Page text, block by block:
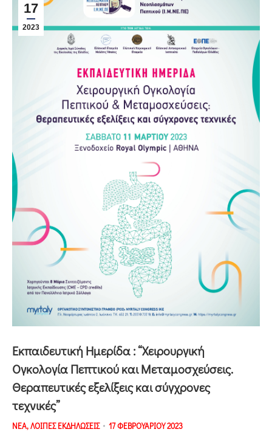
17
2023
Εκπαιδευτική Ημερίδα : “Χειρουργική
Ογκολογία Πεπτικού και Μεταμοσχεύσεις.
Θεραπευτικές εξελίξεις και σύγχρονες
τεχνικές”
ΝΕΑ,ΛΟΙΠΕΣ ΕΚΔΗΛΩΣΕΙΣ 17 ΦΕΒΡΟΥΑΡΙΟΥ 2023